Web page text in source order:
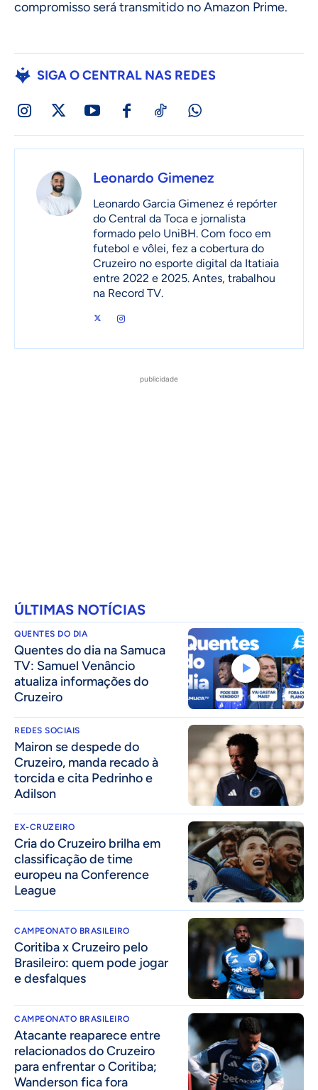
compromisso será transmitido no Amazon Prime.
SIGA O CENTRAL NAS REDES
Leonardo Gimenez
Leonardo Garcia Gimenez é repórter
do Central da Toca e jornalista
formado pelo UniBH. Com foco em
futebol e vôlei, fez a cobertura do
Cruzeiro no esporte digital da Itatiaia
entre 2022 e 2025. Antes, trabalhou
na Record TV.
publicidade
ÚLTIMAS NOTÍCIAS
QUENTES DO DIA
Quentes do dia na Samuca
TV: Samuel Venâncio
atualiza informações do
Cruzeiro
REDES SOCIAIS
Mairon se despede do
Cruzeiro, manda recado à
torcida e cita Pedrinho e
Adilson
EX-CRUZEIRO
Cria do Cruzeiro brilha em
classificação de time
europeu na Conference
League
CAMPEONATO BRASILEIRO
Coritiba x Cruzeiro pelo
Brasileiro: quem pode jogar
e desfalques
CAMPEONATO BRASILEIRO
Atacante reaparece entre
relacionados do Cruzeiro
para enfrentar o Coritiba;
Wanderson fica fora